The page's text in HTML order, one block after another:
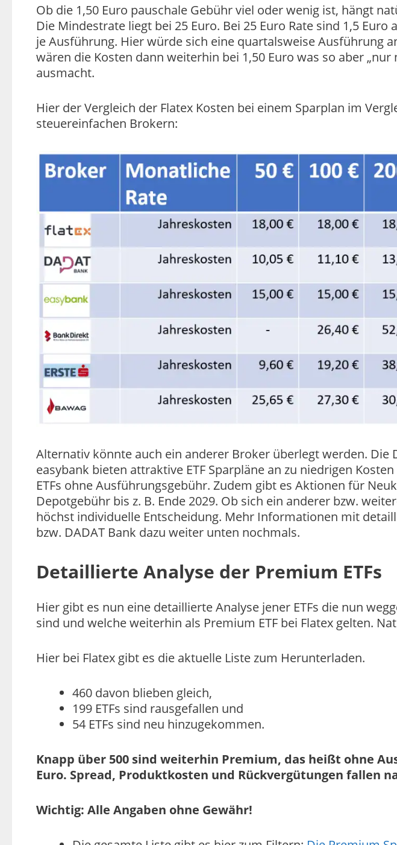
Ob die 1,50 Euro pauschale Gebühr viel oder wenig ist, hängt
Die Mindestrate liegt bei 25 Euro. Bei 25 Euro Rate sind 1,5 Euro
je Ausführung. Hier würde sich eine quartalsweise Ausführung
wären die Kosten dann weiterhin bei 1,50 Euro was so aber „nur
ausmacht.
Hier der Vergleich der Flatex Kosten bei einem Sparplan im
steuereinfachen Brokern:
Alternativ könnte auch ein anderer Broker überlegt werden. Die
easybank bieten attraktive ETF Sparpläne an zu niedrigen
ETFs ohne Ausführungsgebühr. Zudem gibt es Aktionen für
Depotgebühr bis z. B. Ende 2029. Ob sich ein anderer bzw.
höchst individuelle Entscheidung. Mehr Informationen mit
bzw. DADAT Bank dazu weiter unten nochmals.
Detaillierte Analyse der Premium ETFs
Hier gibt es nun eine detaillierte Analyse jener ETFs die nun
sind und welche weiterhin als Premium ETF bei Flatex gelten.
Hier bei Flatex gibt es die aktuelle Liste zum Herunterladen.
460 davon blieben gleich,
199 ETFs sind rausgefallen und
54 ETFs sind neu hinzugekommen.
Knapp über 500 sind weiterhin Premium, das heißt ohne
Euro. Spread, Produktkosten und Rückvergütungen fallen
Wichtig: Alle Angaben ohne Gewähr!